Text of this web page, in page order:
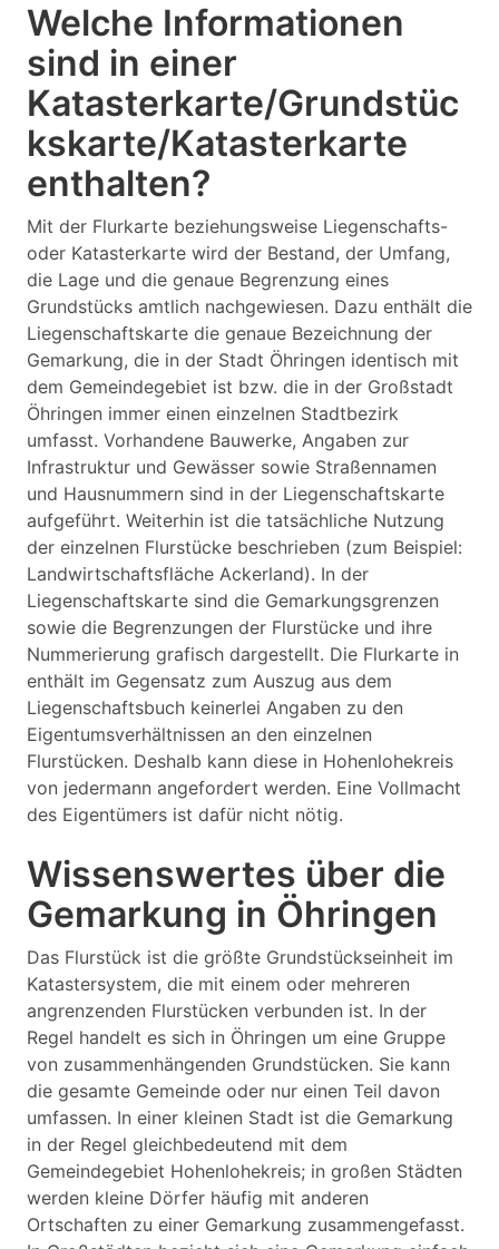
Welche Informationen
sind in einer
Katasterkarte/Grundstüc
kskarte/Katasterkarte
enthalten?
Mit der Flurkarte beziehungsweise Liegenschafts-
oder Katasterkarte wird der Bestand, der Umfang,
die Lage und die genaue Begrenzung eines
Grundstücks amtlich nachgewiesen. Dazu enthält die
Liegenschaftskarte die genaue Bezeichnung der
Gemarkung, die in der Stadt Öhringen identisch mit
dem Gemeindegebiet ist bzw. die in der Großstadt
Öhringen immer einen einzelnen Stadtbezirk
umfasst. Vorhandene Bauwerke, Angaben zur
Infrastruktur und Gewässer sowie Straßennamen
und Hausnummern sind in der Liegenschaftskarte
aufgeführt. Weiterhin ist die tatsächliche Nutzung
der einzelnen Flurstücke beschrieben (zum Beispiel:
Landwirtschaftsfläche Ackerland). In der
Liegenschaftskarte sind die Gemarkungsgrenzen
sowie die Begrenzungen der Flurstücke und ihre
Nummerierung grafisch dargestellt. Die Flurkarte in
enthält im Gegensatz zum Auszug aus dem
Liegenschaftsbuch keinerlei Angaben zu den
Eigentumsverhältnissen an den einzelnen
Flurstücken. Deshalb kann diese in Hohenlohekreis
von jedermann angefordert werden. Eine Vollmacht
des Eigentümers ist dafür nicht nötig.
Wissenswertes über die
Gemarkung in Öhringen
Das Flurstück ist die größte Grundstückseinheit im
Katastersystem, die mit einem oder mehreren
angrenzenden Flurstücken verbunden ist. In der
Regel handelt es sich in Öhringen um eine Gruppe
von zusammenhängenden Grundstücken. Sie kann
die gesamte Gemeinde oder nur einen Teil davon
umfassen. In einer kleinen Stadt ist die Gemarkung
in der Regel gleichbedeutend mit dem
Gemeindegebiet Hohenlohekreis; in großen Städten
werden kleine Dörfer häufig mit anderen
Ortschaften zu einer Gemarkung zusammengefasst.